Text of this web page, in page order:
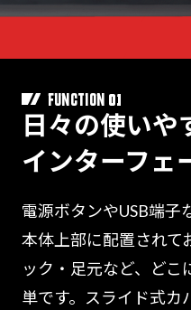
FUNCTION 01
日々の使いや
インターフェ
電源ボタンやUSB端子
本体上部に配置されて
ック・足元など、どこ
単です。スライド式カ